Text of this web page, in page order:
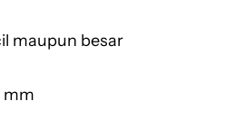
maupun besar
mm